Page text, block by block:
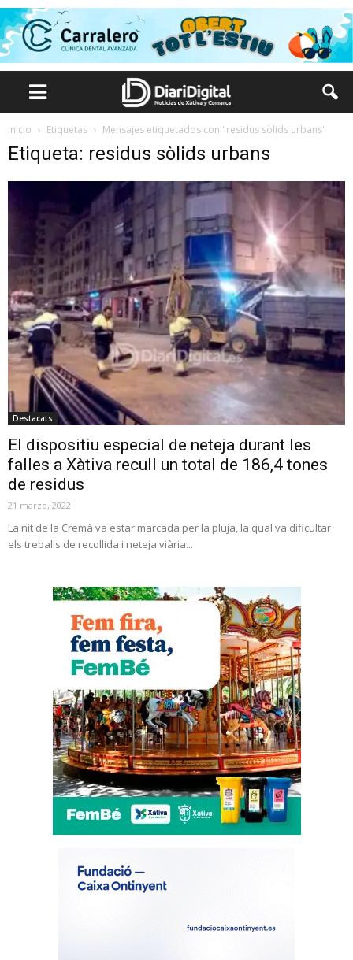
Inicio Etiquetas Mensajes etiquetados con "residus sòlids urbans"
Etiqueta: residus sòlids urbans
Destacats
El dispositiu especial de neteja durant les
falles a Xàtiva recull un total de 186,4 tones
de residus
21 marzo, 2022
La nit de la Cremà va estar marcada per la pluja, la qual va dificultar
els treballs de recollida i neteja viària...